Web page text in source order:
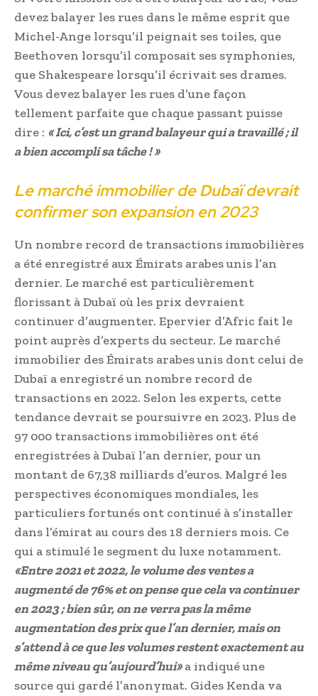
devez balayer les rues dans le même esprit que
Michel-Ange lorsqu’il peignait ses toiles, que
Beethoven lorsqu’il composait ses symphonies,
que Shakespeare lorsqu’il écrivait ses drames.
Vous devez balayer les rues d’une façon
tellement parfaite que chaque passant puisse
dire : « Ici, c’est un grand balayeur qui a travaillé ; il
a bien accompli sa tâche ! »
Le marché immobilier de Dubaï devrait
confirmer son expansion en 2023
Un nombre record de transactions immobilières
a été enregistré aux Émirats arabes unis l’an
dernier. Le marché est particulièrement
florissant à Dubaï où les prix devraient
continuer d’augmenter. Epervier d’Afric fait le
point auprès d’experts du secteur. Le marché
immobilier des Émirats arabes unis dont celui de
Dubaï a enregistré un nombre record de
transactions en 2022. Selon les experts, cette
tendance devrait se poursuivre en 2023. Plus de
97 000 transactions immobilières ont été
enregistrées à Dubaï l’an dernier, pour un
montant de 67,38 milliards d’euros. Malgré les
perspectives économiques mondiales, les
particuliers fortunés ont continué à s’installer
dans l’émirat au cours des 18 derniers mois. Ce
qui a stimulé le segment du luxe notamment.
«Entre 2021 et 2022, le volume des ventes a
augmenté de 76% et on pense que cela va continuer
en 2023 ; bien sûr, on ne verra pas la même
augmentation des prix que l’an dernier, mais on
s’attend à ce que les volumes restent exactement au
même niveau qu’aujourd’hui»a indiqué une
source qui gardé l’anonymat. Gides Kenda va